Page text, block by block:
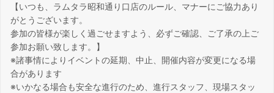
【いつも、ラムタラ昭和通り口店のルール、マナーにご協力あり
がとうございます。
参加の皆様が楽しく過ごせますよう、必ずご確認、ご了承の上ご
参加お願い致します。】
※諸事情によりイベントの延期、中止、開催内容が変更になる場
合があります
※いかなる場合も安全な進行のため、進行スタッフ、現場スタッ